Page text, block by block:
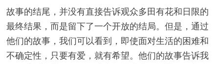
故事的结尾，并没有直接告诉观众多田有花和日限的
最终结果，而是留下了一个开放的结局。但是，通过
他们的故事，我们可以看到，即使面对生活的困难和
不确定性，只要有爱，就有希望。他们的故事告诉我